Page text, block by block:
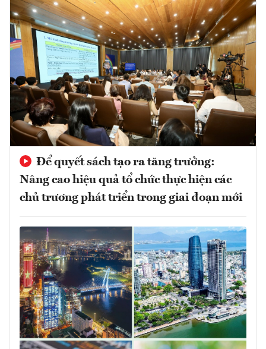
Để quyết sách tạo ra tăng trưởng:
Nâng cao hiệu quả tổ chức thực hiện các
chủ trương phát triển trong giai đoạn mới